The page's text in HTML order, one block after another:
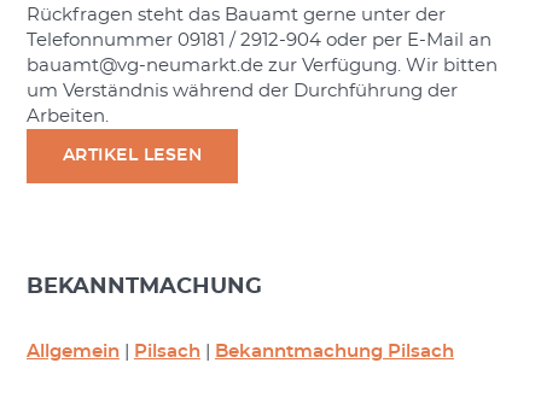
Rückfragen steht das Bauamt gerne unter der
Telefonnummer 09181 / 2912-904 oder per E-Mail an
bauamt@vg-neumarkt.de zur Verfügung. Wir bitten
um Verständnis während der Durchführung der
Arbeiten.
ARTIKEL LESEN
BEKANNTMACHUNG
Allgemein Pilsach Bekanntmachung Pilsach